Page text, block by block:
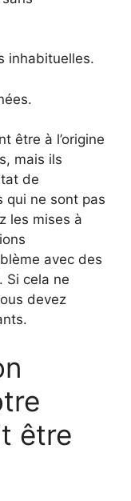
inhabituelles.
être à l’origine
mais ils
de
qui ne sont pas
les mises à
avec des
Si cela ne
devez
être